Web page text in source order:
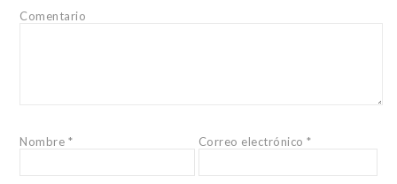
Comentario
Nombre * Correo electrónico*